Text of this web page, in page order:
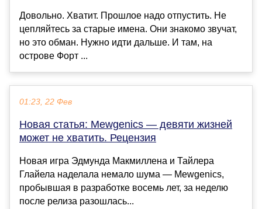
Довольно. Хватит. Прошлое надо отпустить. Не
цепляйтесь за старые имена. Они знакомо звучат,
но это обман. Нужно идти дальше. И там, на
острове Форт ...
01:23, 22 Фев
Новая статья: Mewgenics — девяти жизней
может не хватить. Рецензия
Новая игра Эдмунда Макмиллена и Тайлера
Глайела наделала немало шума — Mewgenics,
пробывшая в разработке восемь лет, за неделю
после релиза разошлась...